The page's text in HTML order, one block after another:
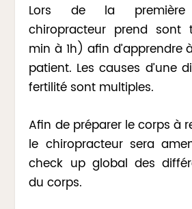
Lors de la
chiropracteur prend
min à 1h) afin d’apprendre
patient. Les causes d’une
fertilité sont multiples.
Afin de préparer le corps à
le chiropracteur sera
check up global des
du corps.